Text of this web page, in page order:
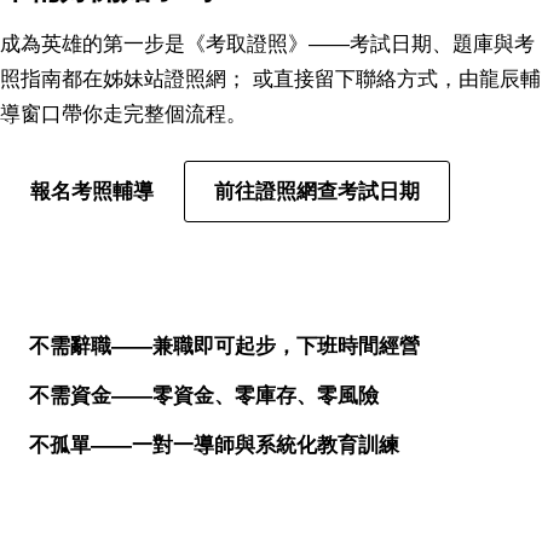
成為英雄的第一步是《考取證照》——考試日期、題庫與考
照指南都在姊妹站證照網； 或直接留下聯絡方式，由龍辰輔
導窗口帶你走完整個流程。
報名考照輔導 前往證照網查考試日期
不需辭職——兼職即可起步，下班時間經營
不需資金——零資金、零庫存、零風險
不孤單——一對一導師與系統化教育訓練